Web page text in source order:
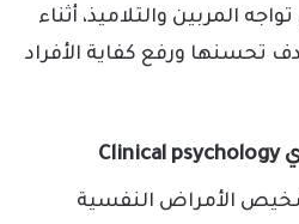
المربين والتلاميذ، أثناء
تحسنها ورفع كفاية الأفراد
الأمراض النفسية